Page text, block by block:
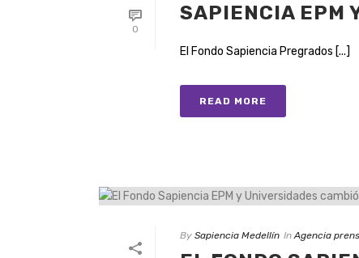
0
SAPIENCIA EPM
El Fondo Sapiencia Pregrados [...]
READ MORE
By Sapiencia Medellín In Agencia